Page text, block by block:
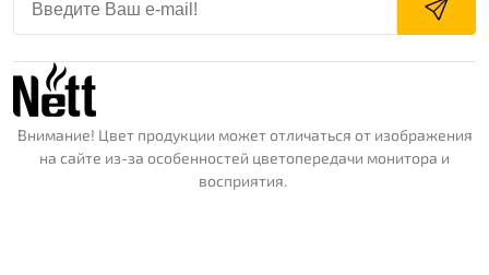
Внимание! Цвет продукции может отличаться от изображения
на сайте из-за особенностей цветопередачи монитора и
восприятия.